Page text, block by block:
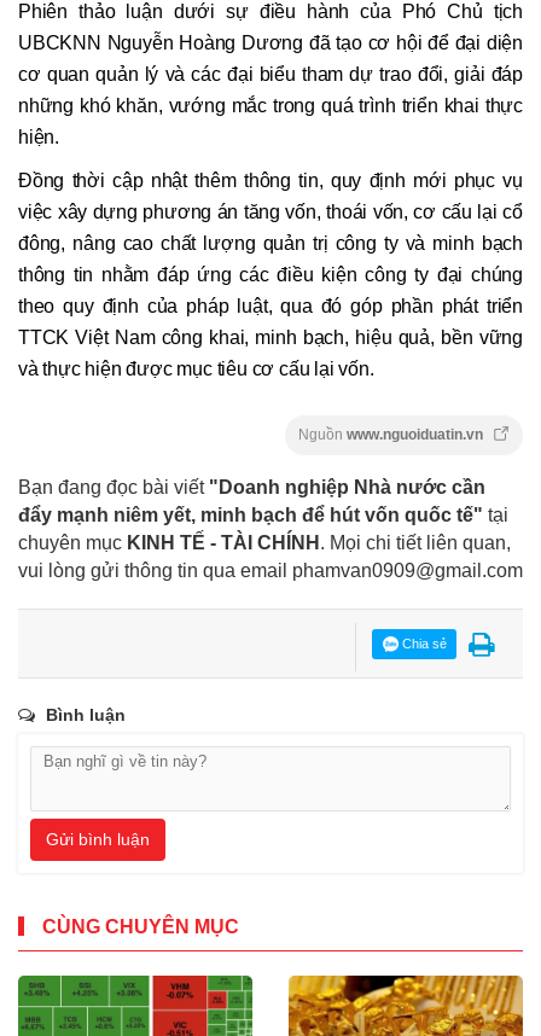
Phiên thảo luận dưới sự điều hành của Phó Chủ tịch
UBCKNN Nguyễn Hoàng Dương đã tạo cơ hội để đại diện
cơ quan quản lý và các đại biểu tham dự trao đổi, giải đáp
những khó khăn, vướng mắc trong quá trình triển khai thực
hiện.
Đồng thời cập nhật thêm thông tin, quy định mới phục vụ
việc xây dựng phương án tăng vốn, thoái vốn, cơ cấu lại cổ
đông, nâng cao chất lượng quản trị công ty và minh bạch
thông tin nhằm đáp ứng các điều kiện công ty đại chúng
theo quy định của pháp luật, qua đó góp phần phát triển
TTCK Việt Nam công khai, minh bạch, hiệu quả, bền vững
và thực hiện được mục tiêu cơ cấu lại vốn.
Nguồn www.nguoiduatin.vn
Bạn đang đọc bài viết "Doanh nghiệp Nhà nước cần
đẩy mạnh niêm yết, minh bạch để hút vốn quốc tế" tại
chuyên mục KINH TẾ - TÀI CHÍNH . Mọi chi tiết liên quan,
vui lòng gửi thông tin qua email phamvan0909@gmail.com
Chia sẻ
Bình luận
Gửi bình luận
CÙNG CHUYÊN MỤC